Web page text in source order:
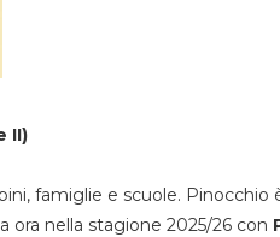
II)
famiglie e scuole. Pinocchio
ora nella stagione 2025/26 con